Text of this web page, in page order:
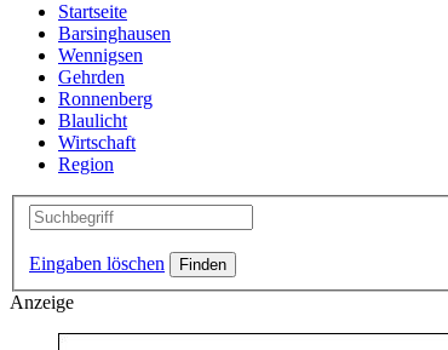
Startseite
Barsinghausen
Wennigsen
Gehrden
Ronnenberg
Blaulicht
Wirtschaft
Region
Eingaben löschen
Anzeige